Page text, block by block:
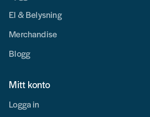
El & Belysning
Merchandise
Blogg
Mitt konto
Logga in